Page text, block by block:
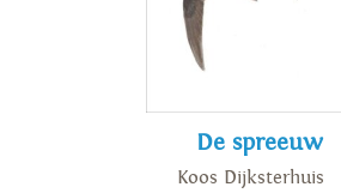
De spreeuw
Koos Dijksterhuis